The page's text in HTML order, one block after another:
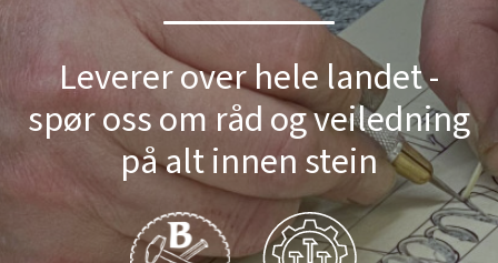
Leverer over hele landet -
spør oss om råd og veiledning
på alt innen stein